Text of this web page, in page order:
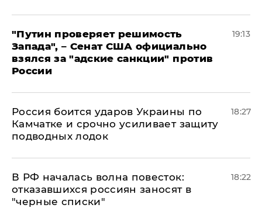
"Путин проверяет решимость
Запада", – Сенат США официально
взялся за "адские санкции" против
России
19:13
Россия боится ударов Украины по
Камчатке и срочно усиливает защиту
подводных лодок
18:27
​В РФ началась волна повесток:
отказавшихся россиян заносят в
"черные списки"
18:22